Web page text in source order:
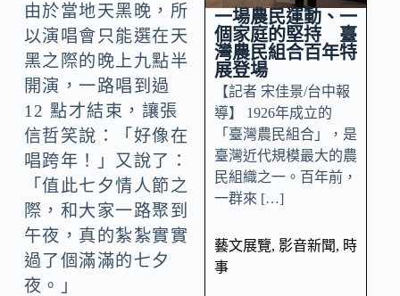
由於當地天黑晚，所
以演唱會只能選在天
黑之際的晚上九點半
開演，一路唱到過
12 點才結束，讓張
信哲笑說：「好像在
唱跨年！」又說了：
「值此七夕情人節之
際，和大家一路聚到
午夜，真的紮紮實實
過了個滿滿的七夕
夜。」
一場農民運動、一
個家庭的堅持 臺
灣農民組合百年特
展登場
【記者 宋佳景/台中報
導】 1926年成立的
「臺灣農民組合」，是
臺灣近代規模最大的農
民組織之一。百年前，
一群來 […]
藝文展覽, 影音新聞, 時
事